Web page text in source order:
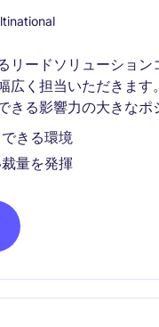
リードソリューショ
広く担当いただきます
きる影響力の大きなポ
きる環境
量を発揮